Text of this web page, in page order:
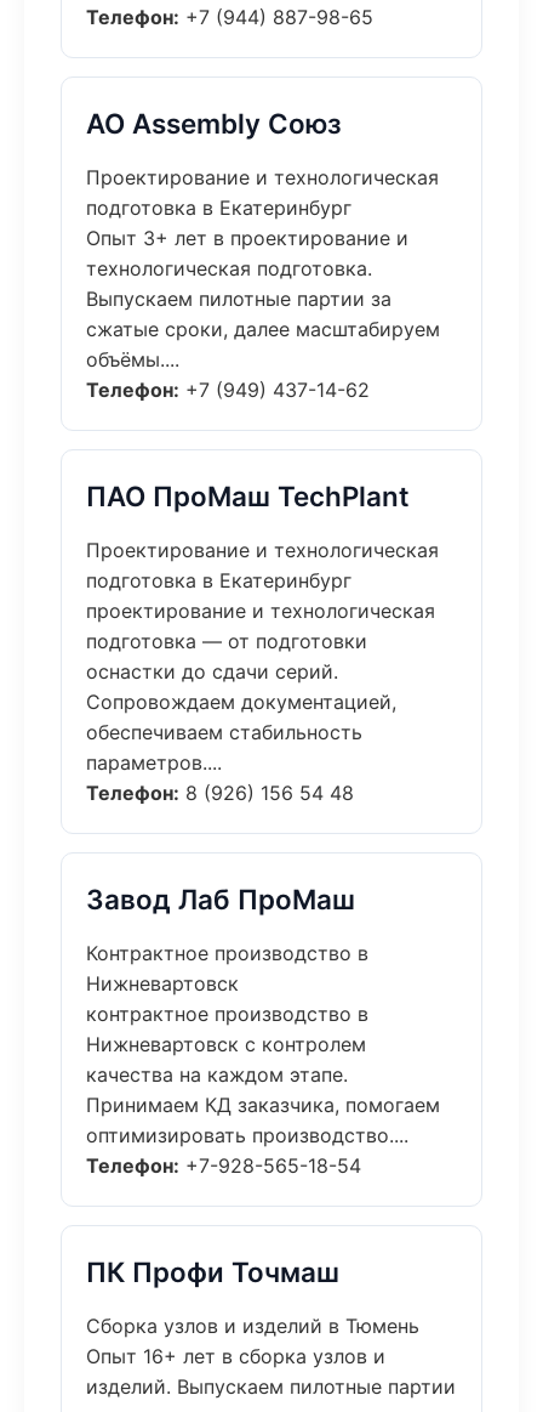
Телефон: +7 (944) 887-98-65
АО Assembly Союз
Проектирование и технологическая
подготовка в Екатеринбург
Опыт 3+ лет в проектирование и
технологическая подготовка.
Выпускаем пилотные партии за
сжатые сроки, далее масштабируем
объёмы....
Телефон: +7 (949) 437-14-62
ПАО ПроМаш TechPlant
Проектирование и технологическая
подготовка в Екатеринбург
проектирование и технологическая
подготовка — от подготовки
оснастки до сдачи серий.
Сопровождаем документацией,
обеспечиваем стабильность
параметров....
Телефон: 8 (926) 156 54 48
Завод Лаб ПроМаш
Контрактное производство в
Нижневартовск
контрактное производство в
Нижневартовск с контролем
качества на каждом этапе.
Принимаем КД заказчика, помогаем
оптимизировать производство....
Телефон: +7-928-565-18-54
ПК Профи Точмаш
Сборка узлов и изделий в Тюмень
Опыт 16+ лет в сборка узлов и
изделий. Выпускаем пилотные партии